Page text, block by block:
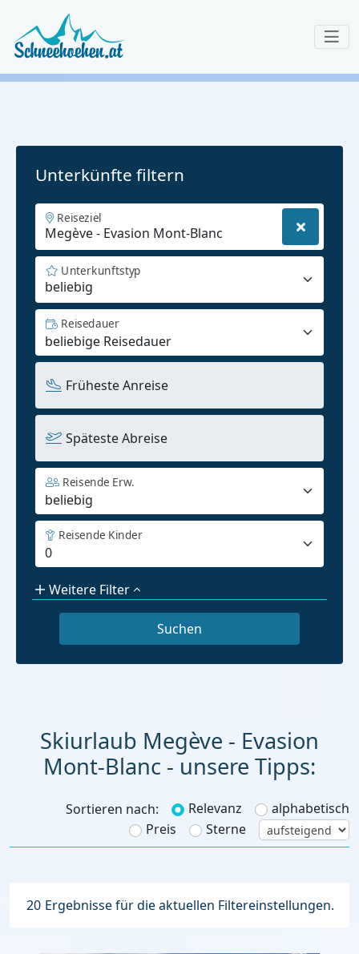
Unterkünfte filtern
Reiseziel
beliebig
Unterkunftstyp
Reisedauer
Früheste Anreise
Späteste Abreise
Reisende Erw.
Reisende Kinder
Weitere Filter
Skiurlaub Megève - Evasion
Mont-Blanc - unsere Tipps:
Sortieren nach: Relevanz
alphabetisch
Preis
Sterne
20 Ergebnisse für die aktuellen Filtereinstellungen.